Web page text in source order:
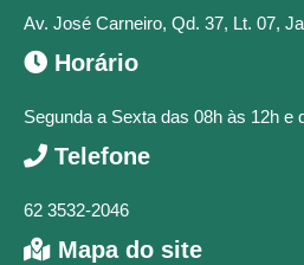
Av. José Carneiro, Qd. 37, Lt. 07,
Horário
Segunda a Sexta das 08h às 12h e
Telefone
62 3532-2046
Mapa do site